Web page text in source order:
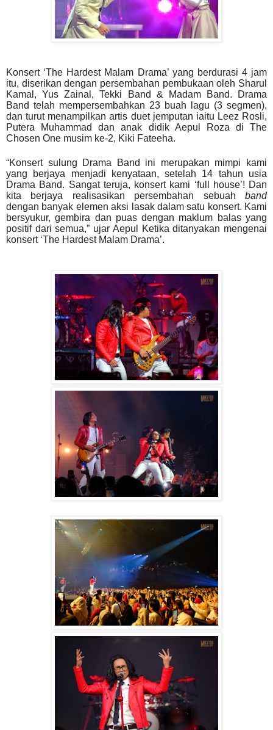
Konsert ‘The Hardest Malam Drama’ yang berdurasi 4 jam
itu, diserikan dengan persembahan pembukaan oleh Sharul
Kamal, Yus Zainal, Tekki Band & Madam Band. Drama
Band telah mempersembahkan 23 buah lagu (3 segmen),
dan turut menampilkan artis duet jemputan iaitu Leez Rosli,
Putera Muhammad dan anak didik Aepul Roza di The
Chosen One musim ke-2, Kiki Fateeha.
“Konsert sulung Drama Band ini merupakan mimpi kami
yang berjaya menjadi kenyataan, setelah 14 tahun usia
Drama Band. Sangat teruja, konsert kami ‘full house’! Dan
kita berjaya realisasikan persembahan sebuah band
dengan banyak elemen aksi lasak dalam satu konsert. Kami
bersyukur, gembira dan puas dengan maklum balas yang
positif dari semua,” ujar Aepul Ketika ditanyakan mengenai
konsert ‘The Hardest Malam Drama’.